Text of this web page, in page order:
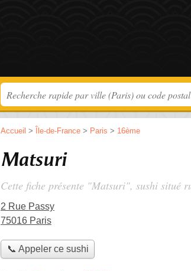
Accueil > Île-de-France > Paris > 16ème
Matsuri
Cette fiche présente "Matsuri", sushi situé
2 Rue Passy
75016 Paris
📞 Appeler ce sushi